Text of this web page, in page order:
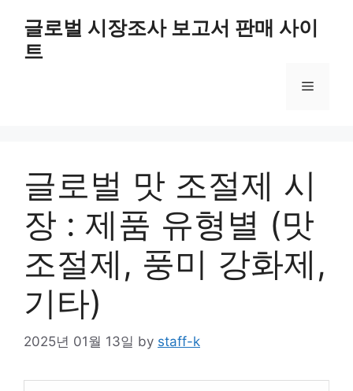
content
글로벌 시장조사 보고서 판매 사이
트
Menu
글로벌 맛 조절제 시
장 : 제품 유형별 (맛
조절제, 풍미 강화제,
기타)
2025년 01월 13일 by staff-k